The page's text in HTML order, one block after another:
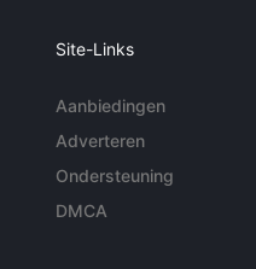
Site-Links
Aanbiedingen
Adverteren
Ondersteuning
DMCA